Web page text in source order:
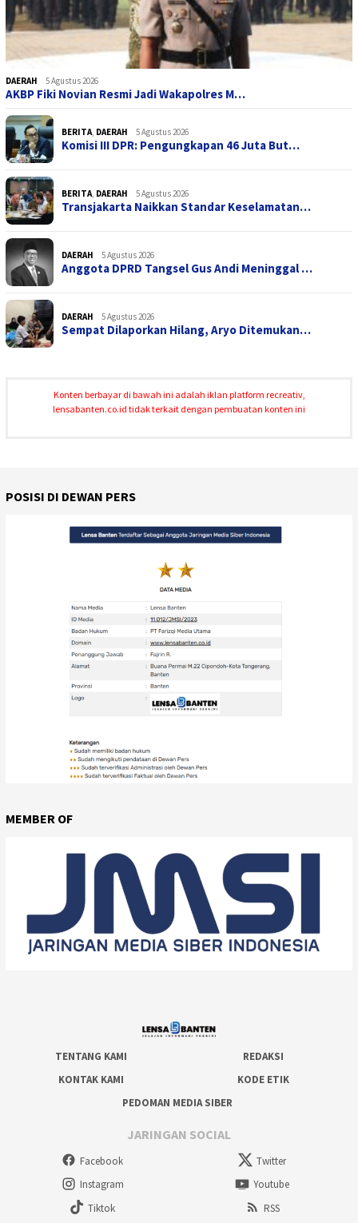
DAERAH 5 Agustus 2026
AKBP Fiki Novian Resmi Jadi Wakapolres M…
BERITA DAERAH 5 Agustus 2026
Komisi III DPR: Pengungkapan 46 Juta But…
BERITA DAERAH 5 Agustus 2026
Transjakarta Naikkan Standar Keselamatan…
DAERAH 5 Agustus 2026
Anggota DPRD Tangsel Gus Andi Meninggal …
DAERAH 5 Agustus 2026
Sempat Dilaporkan Hilang, Aryo Ditemukan…
Konten berbayar di bawah ini adalah iklan platform recreativ,
lensabanten.co.id tidak terkait dengan pembuatan konten ini
POSISI DI DEWAN PERS
MEMBER OF
TENTANG KAMI
REDAKSI
KONTAK KAMI
KODE ETIK
PEDOMAN MEDIA SIBER
JARINGAN SOCIAL
Facebook
Twitter
Instagram
Youtube
Tiktok
RSS